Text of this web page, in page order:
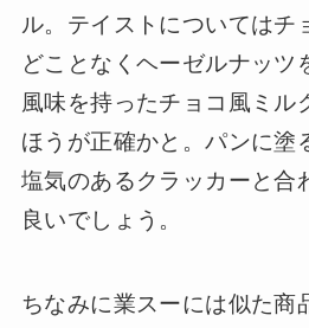
ル。テイストについてはチ
どことなくヘーゼルナッツ
風味を持ったチョコ風ミル
ほうが正確かと。パンに塗
塩気のあるクラッカーと合
良いでしょう。
ちなみに業スーには似た商